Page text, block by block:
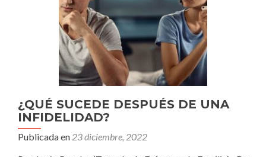
¿QUÉ SUCEDE DESPUÉS DE UNA
INFIDELIDAD?
Publicada en 23 diciembre, 2022